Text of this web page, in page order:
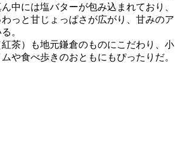
中には塩バターが包み込まれており、
っと甘じょっぱさが広がり、甘みのア
。
茶）も地元鎌倉のものにこだわり、小
や食べ歩きのおともにもぴったりだ。